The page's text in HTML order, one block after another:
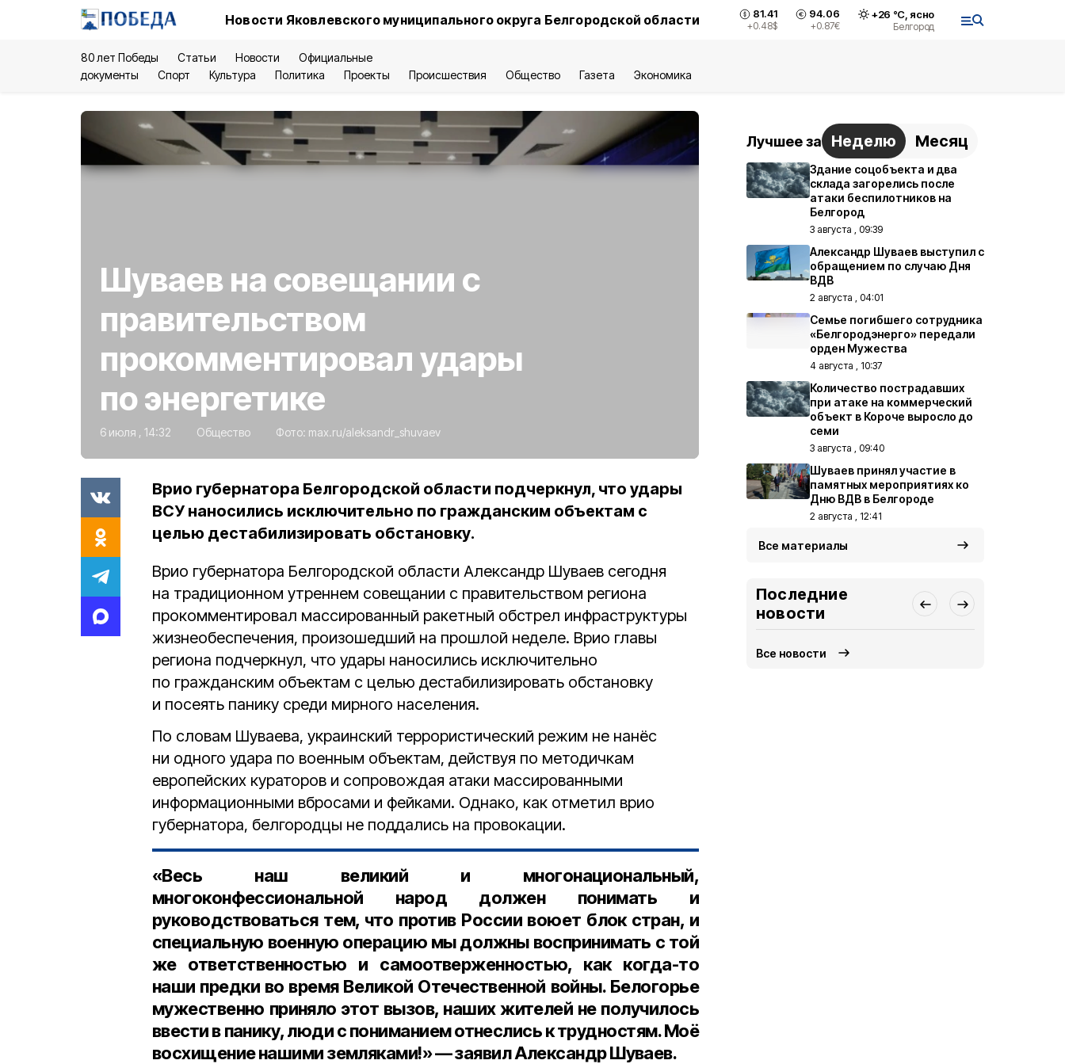
Новости Яковлевского муниципального округа Белгородской области 81.41
+0.48$
94.06
+0.87€
+26 °С, ясно
Белгород
80 лет Победы Статьи Новости
Официальные
документы
Спорт Культура Политика Проекты Происшествия Общество Газета Экономика
Шуваев на совещании с
правительством
прокомментировал удары
по энергетике
6 июля , 14:32 Общество Фото: max.ru/aleksandr_shuvaev
Врио губернатора Белгородской области подчеркнул, что удары
ВСУ наносились исключительно по гражданским объектам с
целью дестабилизировать обстановку.
Врио губернатора Белгородской области Александр Шуваев сегодня
на традиционном утреннем совещании с правительством региона
прокомментировал массированный ракетный обстрел инфраструктуры
жизнеобеспечения, произошедший на прошлой неделе. Врио главы
региона подчеркнул, что удары наносились исключительно
по гражданским объектам с целью дестабилизировать обстановку
и посеять панику среди мирного населения.
По словам Шуваева, украинский террористический режим не нанёс
ни одного удара по военным объектам, действуя по методичкам
европейских кураторов и сопровождая атаки массированными
информационными вбросами и фейками. Однако, как отметил врио
губернатора, белгородцы не поддались на провокации.
«Весь наш великий и многонациональный,
многоконфессиональной народ должен понимать и
руководствоваться тем, что против России воюет блок стран, и
специальную военную операцию мы должны воспринимать с той
же ответственностью и самоотверженностью, как когда-то
наши предки во время Великой Отечественной войны. Белогорье
мужественно приняло этот вызов, наших жителей не получилось
ввести в панику, люди с пониманием отнеслись к трудностям. Моё
восхищение нашими земляками!» — заявил Александр Шуваев.
Лучшее за Неделю Месяц
Здание соцобъекта и два
склада загорелись после
атаки беспилотников на
Белгород
3 августа , 09:39
Александр Шуваев выступил с
обращением по случаю Дня
ВДВ
2 августа , 04:01
Семье погибшего сотрудника
«Белгородэнерго» передали
орден Мужества
4 августа , 10:37
Количество пострадавших
при атаке на коммерческий
объект в Короче выросло до
семи
3 августа , 09:40
Шуваев принял участие в
памятных мероприятиях ко
Дню ВДВ в Белгороде
2 августа , 12:41
Все материалы
Последние
новости
Все новости